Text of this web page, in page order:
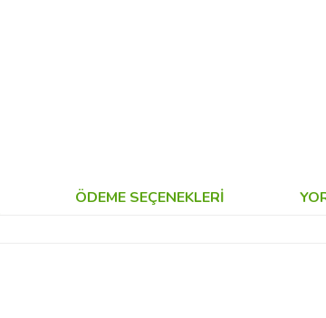
ÖDEME SEÇENEKLERI